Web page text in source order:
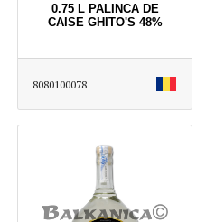
0.75 L PALINCA DE
CAISE GHITO'S 48%
8080100078